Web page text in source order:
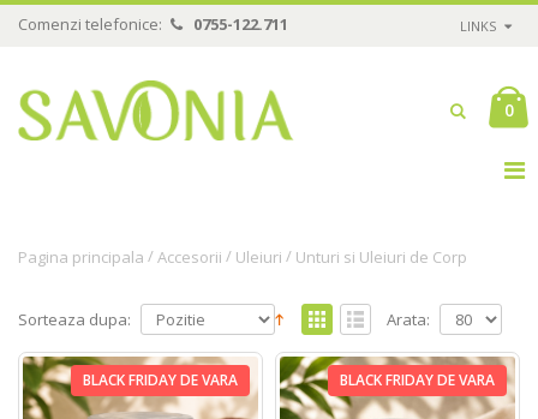
Comenzi telefonice: 0755-122.711 LINKS
0
Pagina principala /Accesorii / Uleiuri / Unturi si Uleiuri de Corp
Sorteaza dupa: Arata:
BLACK FRIDAY DE VARA BLACK FRIDAY DE VARA